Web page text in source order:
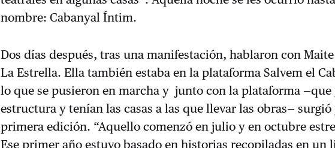
nombre: Cabanyal Íntim.
Dos días después, tras una manifestación, hablaron con
La Estrella. Ella también estaba en la plataforma Salvem el
lo que se pusieron en marcha y junto con la plataforma —que
estructura y tenían las casas a las que llevar las obras— surgió
primera edición. “Aquello comenzó en julio y en octubre
Ese primer año estuvo basado en historias recopiladas en un